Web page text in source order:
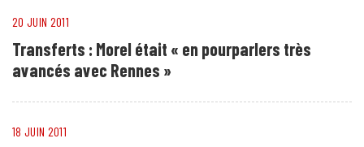
20 JUIN 2011
Transferts : Morel était « en pourparlers très
avancés avec Rennes »
18 JUIN 2011